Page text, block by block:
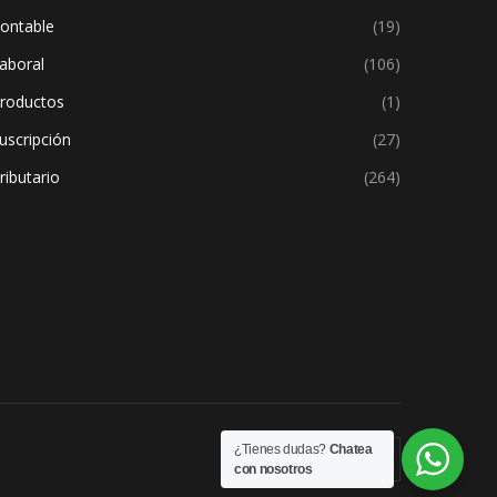
(19)
(106)
(1)
(27)
(264)
¿Tienes dudas? Chatea
con nosotros